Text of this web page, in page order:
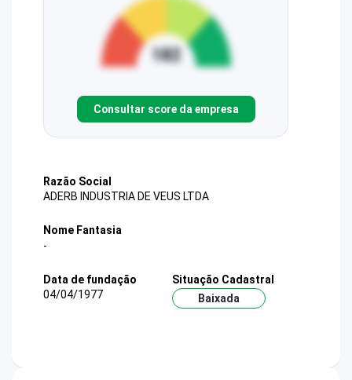
Consultar score da empresa
Razão Social
ADERB INDUSTRIA DE VEUS LTDA
Nome Fantasia
-
Data de fundação
04/04/1977
Situação Cadastral
Baixada